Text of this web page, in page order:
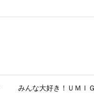
みんな大好き！ＵＭＩ